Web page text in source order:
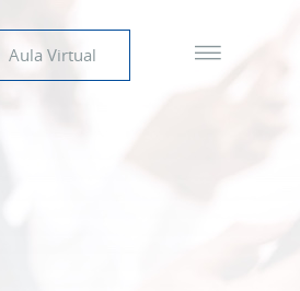
Aula Virtual